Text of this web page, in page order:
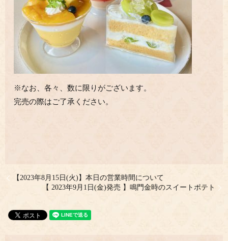
※なお、各々、数に限りがございます。
完売の際はご了承ください。
【2023年8月15日(火)】本日の営業時間について
【 2023年9月1日(金)発売 】鳴門金時のスイートポテト